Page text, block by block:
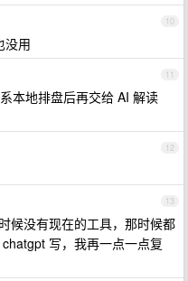
10
没用
11
本地排盘后再交给 AI 解读
12
13
候没有现在的工具，那时候都
写，我再一点一点复